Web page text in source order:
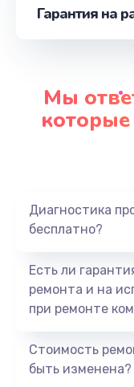
Гарантия на
Мы
Диагностика
бесплатно?
Есть ли
ремонта и на
при ремонте
Стоимость
быть изменена?